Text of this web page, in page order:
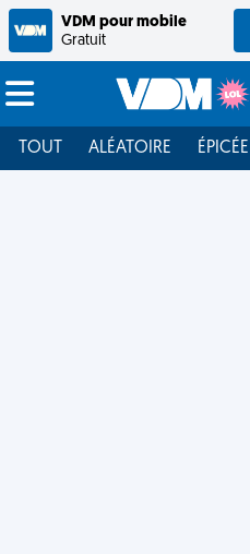
VDM pour mobile
Gratuit
TOUT ALÉATOIRE ÉPICÉE